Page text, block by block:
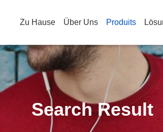
Zu Hause Über Uns Produits
Search Result